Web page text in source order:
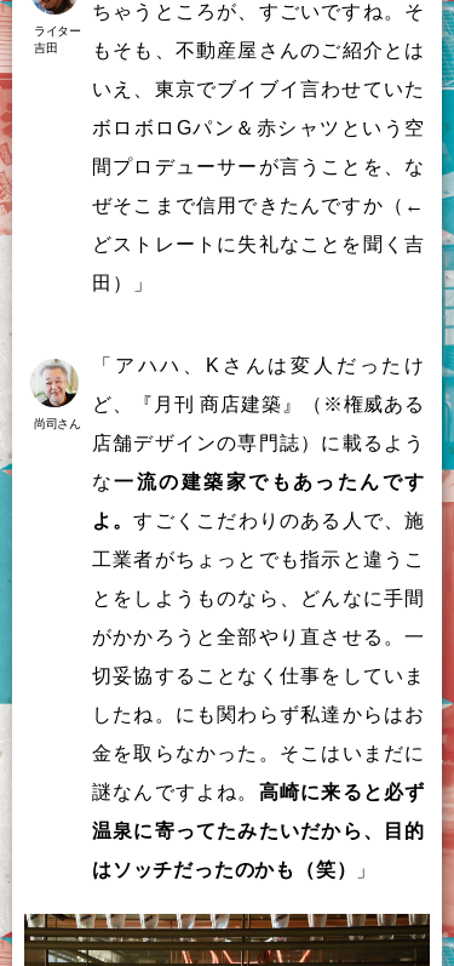
ライター
吉田
ち ゃ う と こ ろ が す ごいです ね 。 そ
も そ も 不動産屋 さ んのご紹介 と は
い え 東京でブイ ブイ言わせて いた
ボ ロ ボ ロ Gパン ＆赤シ ャ ツ と い う 空
間 プロ デュ ーサー が言 う こ と を
な
ぜそ こ ま で信用 でき た んですか （ ←
どス ト レ ー ト に 失礼な こ と を 聞 く吉
田 ） 」
尚司さん
「アハハ、Kさんは変人だったけ
ど、『月刊 商店建築』（※権威ある
店舗デザインの専門誌）に載るよう
な一流の建築家でもあったんです
よ。すごくこだわりのある人で、施
工業者がちょっとでも指示と違うこ
とをしようものなら、どんなに手間
がかかろうと全部やり直させる。一
切妥協することなく仕事をしていま
したね。にも関わらず私達からはお
金を取らなかった。そこはいまだに
謎なんですよね。 高崎に来ると必ず
温泉に寄ってたみたいだから、目的
はソッチだったのかも（笑）
」